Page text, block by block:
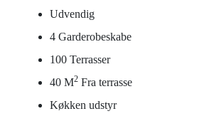
Udvendig
4 Garderobeskabe
100 Terrasser
40 M2 Fra terrasse
Køkken udstyr